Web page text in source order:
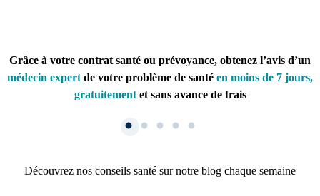
Grâce à votre contrat santé ou prévoyance, obtenez l’avis d’un
médecin expert de votre problème de santé en moins de 7 jours,
gratuitementet sans avance de frais
Découvrez nos conseils santé sur notre blog chaque semaine